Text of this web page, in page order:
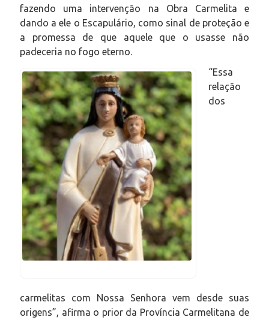
fazendo uma intervenção na Obra Carmelita e
dando a ele o Escapulário, como sinal de proteção e
a promessa de que aquele que o usasse não
padeceria no fogo eterno.
“Essa
relação
dos
carmelitas com Nossa Senhora vem desde suas
origens”, afirma o prior da Província Carmelitana de